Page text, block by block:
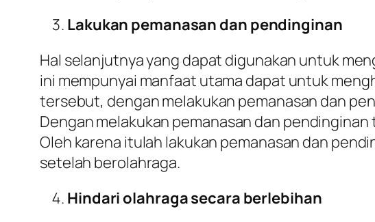
Lakukan pemanasan dan pendinginan
Hal selanjutnya yang dapat digunakan untuk
ini mempunyai manfaat utama dapat untuk
tersebut, dengan melakukan pemanasan dan
Dengan melakukan pemanasan dan
Oleh karena itulah lakukan pemanasan dan
setelah berolahraga.
Hindari olahraga secara berlebihan